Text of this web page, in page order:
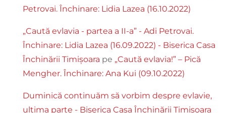
Petrovai. Închinare: Lidia Lazea (16.10.2022)
„Caută evlavia - partea a II-a” - Adi Petrovai.
Închinare: Lidia Lazea (16.09.2022) - Biserica Casa
Închinării Timișoara pe „Caută evlavia!” – Pică
Mengher. Închinare: Ana Kui (09.10.2022)
Duminică continuăm să vorbim despre evlavie,
ultima parte - Biserica Casa Închinării Timișoara